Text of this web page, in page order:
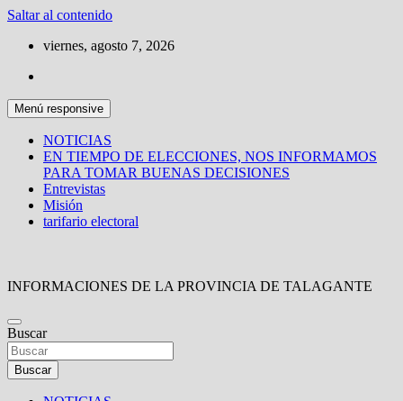
Saltar al contenido
viernes, agosto 7, 2026
Menú responsive
NOTICIAS
EN TIEMPO DE ELECCIONES, NOS INFORMAMOS
PARA TOMAR BUENAS DECISIONES
Entrevistas
Misión
tarifario electoral
INFORMACIONES DE LA PROVINCIA DE TALAGANTE
Buscar
Buscar